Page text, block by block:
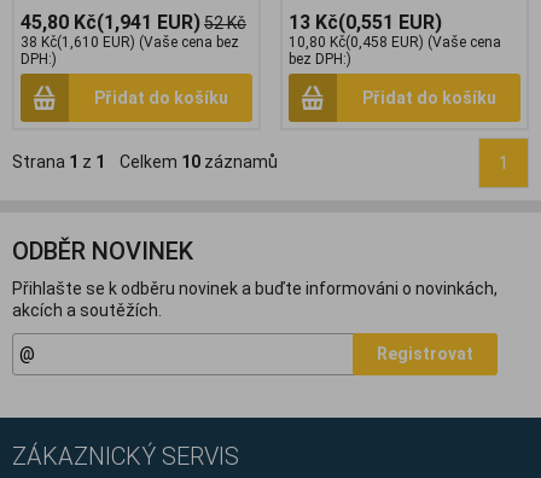
45,80 Kč(1,941 EUR)52 Kč
38 Kč(1,610 EUR) (Vaše cena bez
DPH:)
Přidat do košíku
13 Kč(0,551 EUR)
10,80 Kč(0,458 EUR) (Vaše cena
bez DPH:)
Přidat do košíku
Strana 1 z 1 Celkem 10 záznamů 1
ODBĚR NOVINEK
Přihlašte se k odběru novinek a buďte informováni o novinkách,
akcích a soutěžích.
Registrovat
ZÁKAZNICKÝ SERVIS